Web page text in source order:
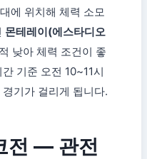
에 위치해 체력 소모
몬테레이(에스타디오
낮아 체력 조건이 좋
기준 오전 10~11시
기가 걸리게 됩니다.
전 — 관전